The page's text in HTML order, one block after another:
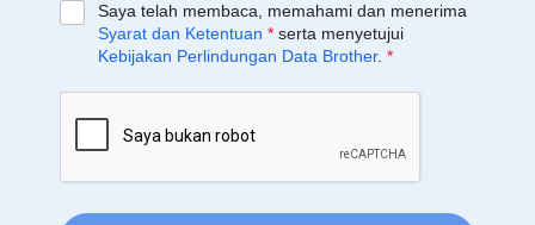
Saya telah membaca, memahami dan menerima
Syarat dan Ketentuan * serta menyetujui
Kebijakan Perlindungan Data Brother. *